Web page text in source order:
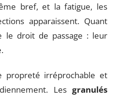
bref, et la fatigue, les
apparaissent. Quant
le droit de passage : leur
propreté irréprochable et
Les granulés